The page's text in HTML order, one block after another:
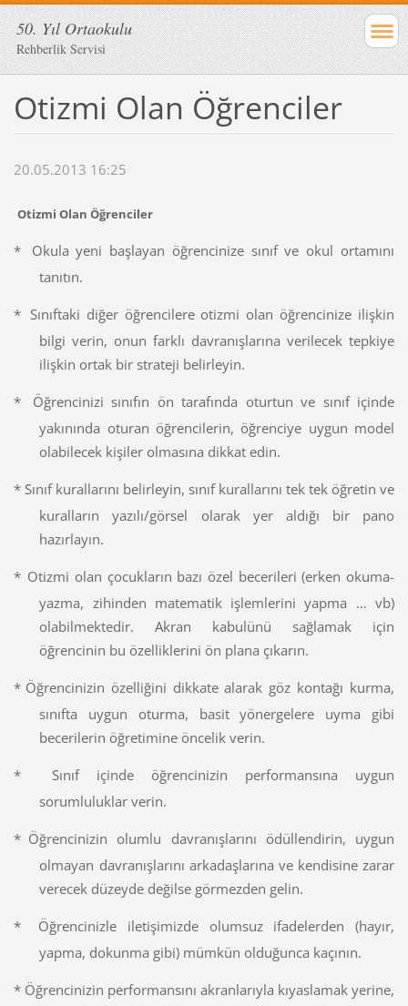
50. Yıl Ortaokulu
Rehberlik Servisi
Otizmi Olan Öğrenciler
20.05.2013 16:25
Otizmi Olan Öğrenciler
*
Okula yeni başlayan öğrencinize sınıf ve okul ortamını
tanıtın.
* Sınıftaki diğer öğrencilere otizmi olan öğrencinize ilişkin
bilgi verin, onun farklı davranışlarına verilecek tepkiye
ilişkin ortak bir strateji belirleyin.
*
Öğrencinizi sınıfın ön tarafında oturtun ve sınıf içinde
yakınında oturan öğrencilerin, öğrenciye uygun model
olabilecek kişiler olmasına dikkat edin.
* Sınıf kurallarını belirleyin, sınıf kurallarını tek tek öğretin ve
kuralların yazılı/görsel olarak yer aldığı bir pano
hazırlayın.
* Otizmi olan çocukların bazı özel becerileri (erken okuma-
yazma, zihinden matematik işlemlerini yapma … vb)
olabilmektedir. Akran kabulünü sağlamak için
öğrencinin bu özelliklerini ön plana çıkarın.
* Öğrencinizin özelliğini dikkate alarak göz kontağı kurma,
sınıfta uygun oturma, basit yönergelere uyma gibi
becerilerin öğretimine öncelik verin.
*
Sınıf içinde öğrencinizin performansına uygun
sorumluluklar verin.
* Öğrencinizin olumlu davranışlarını ödüllendirin, uygun
olmayan davranışlarını arkadaşlarına ve kendisine zarar
verecek düzeyde değilse görmezden gelin.
*
Öğrencinizle iletişimizde olumsuz ifadelerden (hayır,
yapma, dokunma gibi) mümkün olduğunca kaçının.
* Öğrencinizin performansını akranlarıyla kıyaslamak yerine,